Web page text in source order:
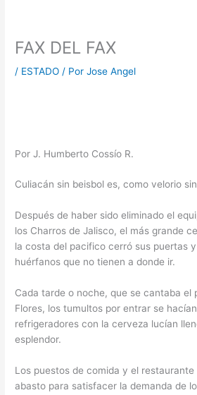
FAX DEL FAX
/ ESTADO / PorJose Angel
Por J. Humberto Cossío R.
Culiacán sin beisbol es, como velorio
Después de haber sido eliminado el
los Charros de Jalisco, el más grande
la costa del pacifico cerró sus puertas
huérfanos que no tienen a donde ir.
Cada tarde o noche, que se cantaba el
Flores, los tumultos por entrar se
refrigeradores con la cerveza lucían
esplendor.
Los puestos de comida y el restaurante
abasto para satisfacer la demanda de